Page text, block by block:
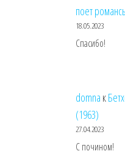
поет
18.05.2023
Спасибо!
domna к
(1963)
27.04.2023
С почином!